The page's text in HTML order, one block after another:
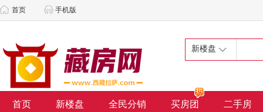
首页 手机版
新楼盘
首页 新楼盘 全民分销 买房团 二手房